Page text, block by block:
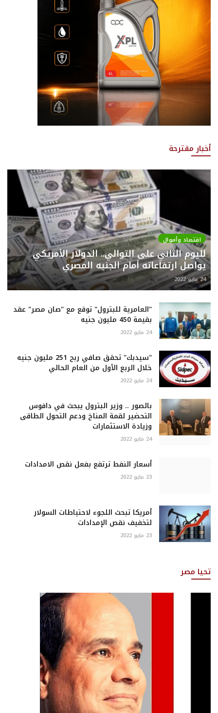
أخبار مقترحة
اقتصاد وأموال
لليوم الثاني على التوالي.. الدولار الأمريكي
يواصل ارتفاعاته أمام الجنيه المصري
24 مايو 2022
"العامرية للبترول" توقع مع "صان مصر" عقد
بقيمة 450 مليون جنيه
24 مايو 2022
"سيدبك" تحقق صافي ربح 251 مليون جنيه
خلال الربع الأول من العام الحالي
24 مايو 2022
بالصور .. وزير البترول يبحث في دافوس
التحضير لقمة المناخ ودعم التحول الطاقى
وزيادة الاستثمارات
24 مايو 2022
أسعار النفط ترتفع بفعل نقص الامدادات
23 مايو 2022
أمريكا تبحث اللجوء لاحتياطات السولار
لتخفيف نقص الإمدادات
23 مايو 2022
تحيا مصر